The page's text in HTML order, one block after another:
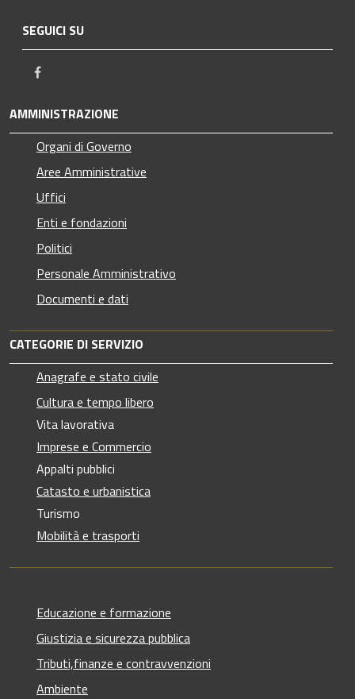
SEGUICI SU
AMMINISTRAZIONE
Organi di Governo
Aree Amministrative
Uffici
Enti e fondazioni
Politici
Personale Amministrativo
Documenti e dati
CATEGORIE DI SERVIZIO
Anagrafe e stato civile
Cultura e tempo libero
Vita lavorativa
Imprese e Commercio
Appalti pubblici
Catasto e urbanistica
Turismo
Mobilità e trasporti
Educazione e formazione
Giustizia e sicurezza pubblica
Tributi,finanze e contravvenzioni
Ambiente